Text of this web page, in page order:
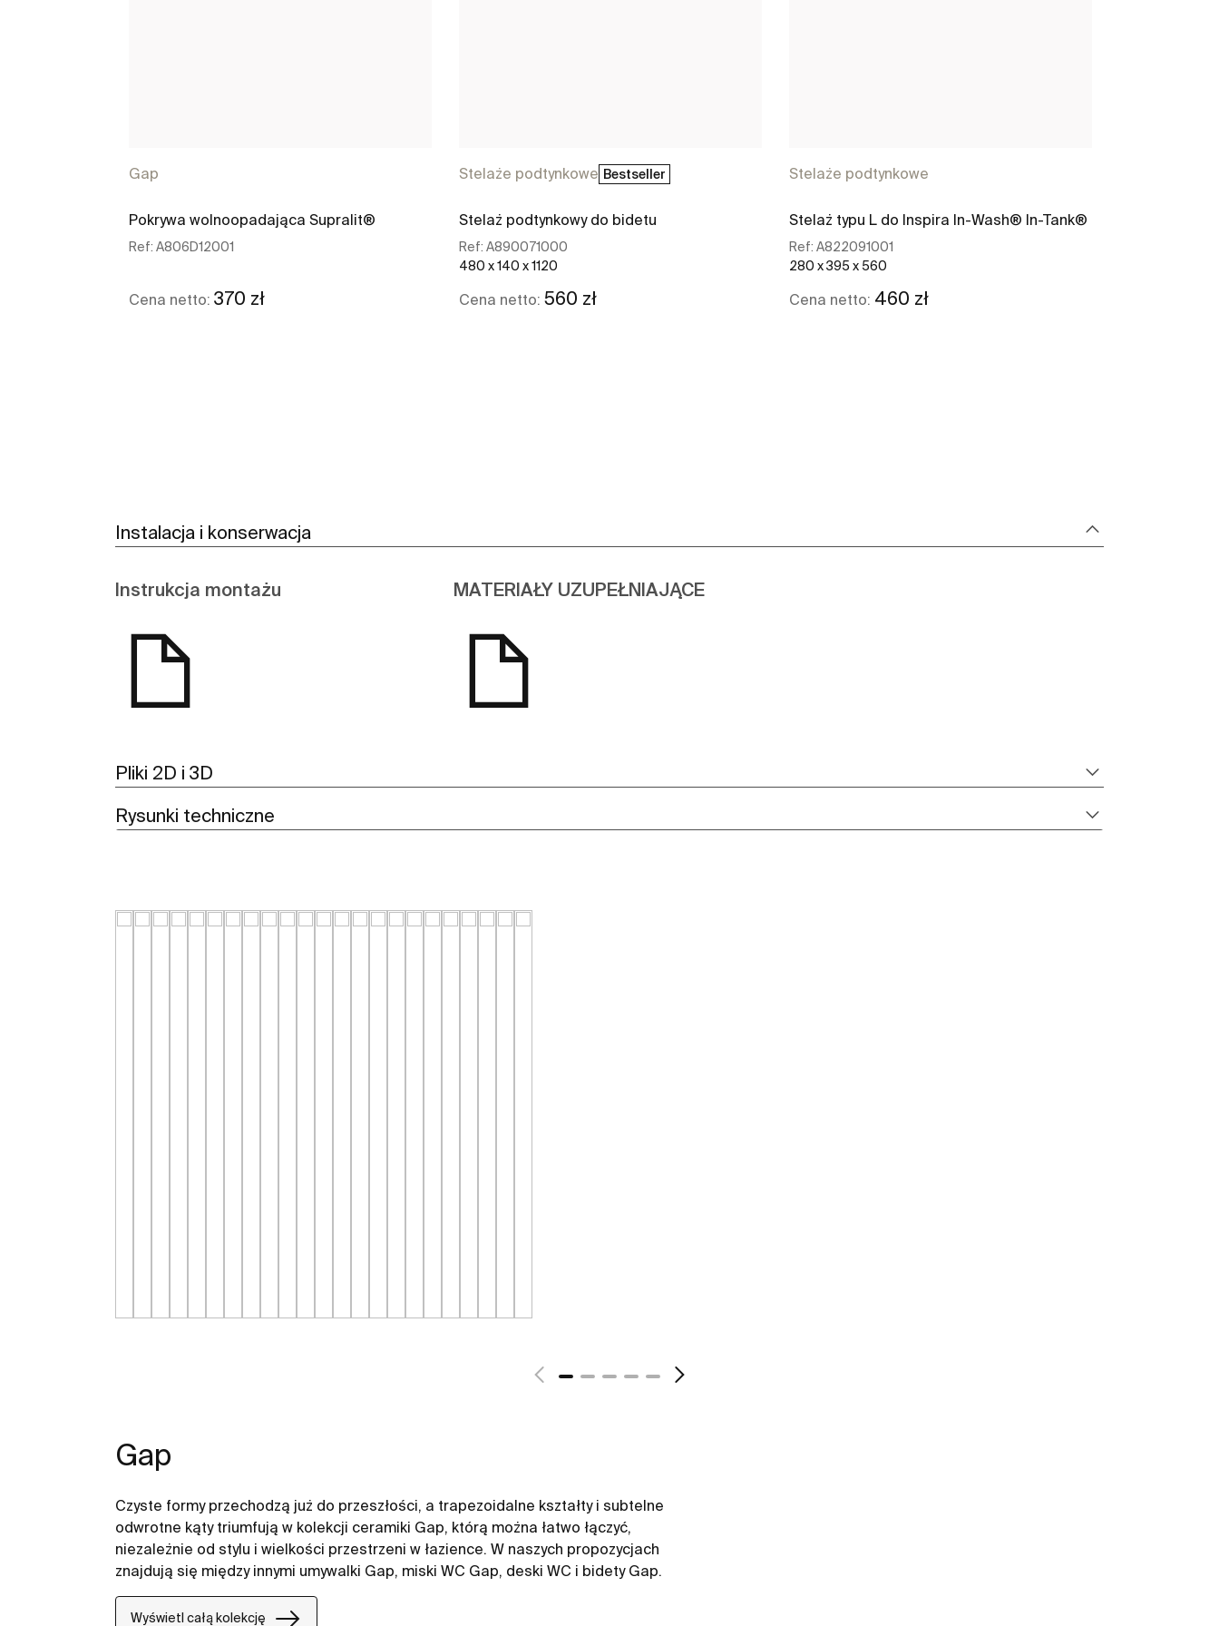
Gap
Pokrywa wolnoopadająca Supralit®
Ref: A806D12001
Cena netto: 370 zł
Stelaże podtynkowe Bestseller
Stelaż podtynkowy do bidetu
Ref: A890071000
480 x 140 x 1120
Cena netto: 560 zł
Stelaże podtynkowe
Stelaż typu L do Inspira In-Wash® In-Tank®
Ref: A822091001
280 x 395 x 560
Cena netto: 460 zł
Instalacja i konserwacja
Instrukcja montażu MATERIAŁY UZUPEŁNIAJĄCE
Pliki 2D i 3D
Rysunki techniczne
Gap
Czyste formy przechodzą już do przeszłości, a trapezoidalne kształty i subtelne
odwrotne kąty triumfują w kolekcji ceramiki Gap, którą można łatwo łączyć,
niezależnie od stylu i wielkości przestrzeni w łazience. W naszych propozycjach
znajdują się między innymi umywalki Gap, miski WC Gap, deski WC i bidety Gap.
Wyświetl całą kolekcję